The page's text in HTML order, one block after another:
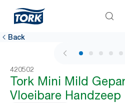
Back
1 / 5
420502
Tork Mini Mild
Vloeibare Handzeep